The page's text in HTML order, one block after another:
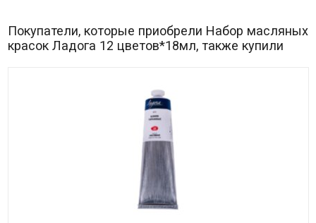
Покупатели, которые приобрели Набор масляных
красок Ладога 12 цветов*18мл, также купили